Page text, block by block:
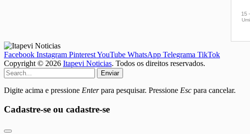
Facebook Instagram PinterestYouTube WhatsApp Telegrama TikTok
Copyright © 2026 Itapevi Noticias. Todos os direitos reservados.
Enviar
Digite acima e pressione Enterpara pesquisar. Pressione Esc para cancelar.
Cadastre-se ou cadastre-se